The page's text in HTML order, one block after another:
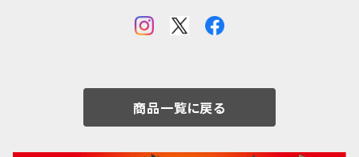
商品一覧に戻る